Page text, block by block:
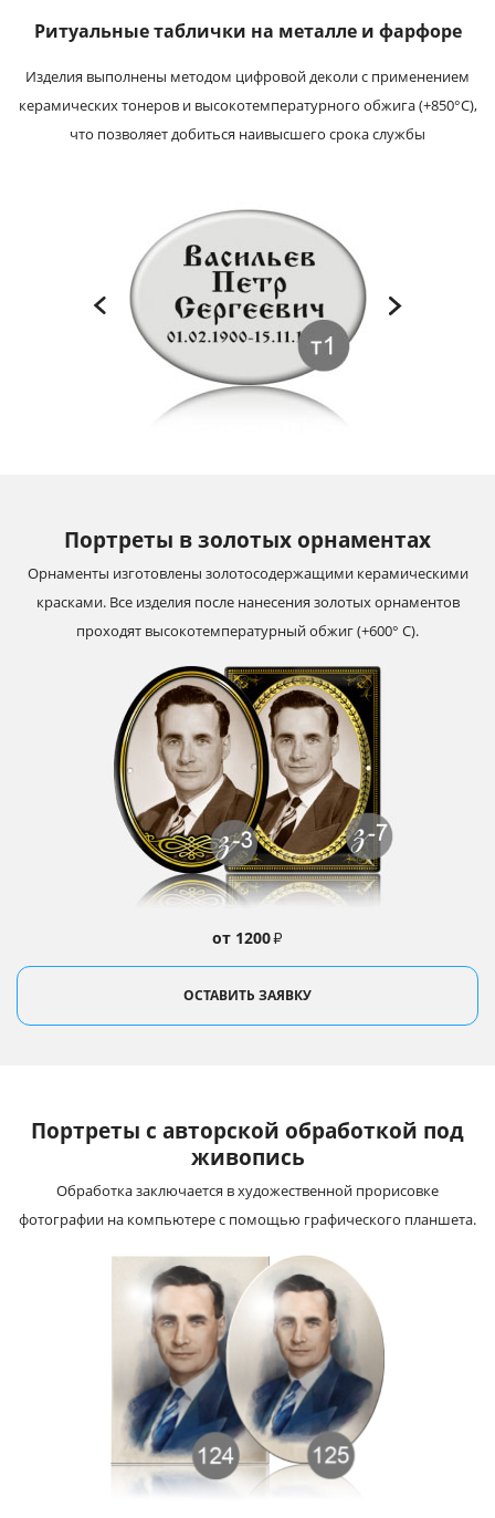
Ритуальные таблички на металле и фарфоре
Изделия выполнены методом цифровой деколи с применением
керамических тонеров и высокотемпературного обжига (+850°С),
что позволяет добиться наивысшего срока службы
Портреты в золотых орнаментах
от 1200₽
Орнаменты изготовлены золотосодержащими керамическими
красками. Все изделия после нанесения золотых орнаментов
проходят высокотемпературный обжиг (+600° С).
ОСТАВИТЬ ЗАЯВКУ
Портреты с авторской обработкой под
живопись
Обработка заключается в художественной прорисовке
фотографии на компьютере с помощью графического планшета.